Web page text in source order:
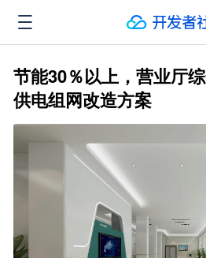
节能30％以上，营业厅
供电组网改造方案